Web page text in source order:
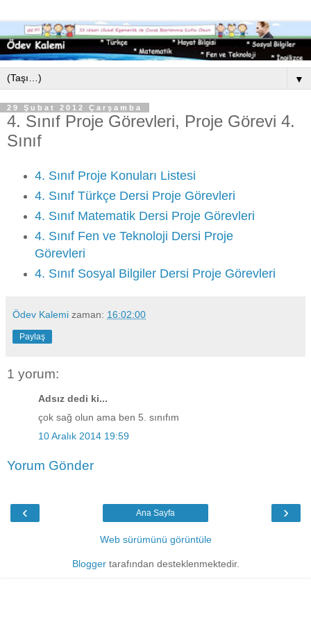
▼
29 Şubat 2012 Çarşamba
4. Sınıf Proje Görevleri, Proje Görevi 4.
Sınıf
4. Sınıf Proje Konuları Listesi
4. Sınıf Türkçe Dersi Proje Görevleri
4. Sınıf Matematik Dersi Proje Görevleri
4. Sınıf Fen ve Teknoloji Dersi Proje
Görevleri
4. Sınıf Sosyal Bilgiler Dersi Proje Görevleri
Ödev Kalemi zaman: 16:02:00
Paylaş
1 yorum:
Adsız dedi ki...
çok sağ olun ama ben 5. sınıfım
10 Aralık 2014 19:59
Yorum Gönder
‹ ›
Ana Sayfa
Web sürümünü görüntüle
Bloggertarafından desteklenmektedir.